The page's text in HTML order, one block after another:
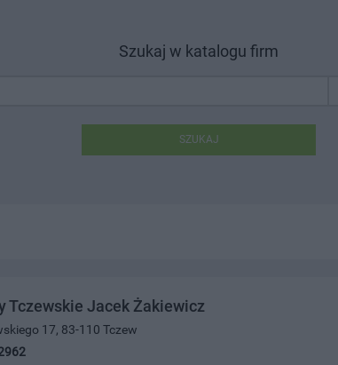
Szukaj w katalogu firm
SZUKAJ
Tczewskie Jacek Żakiewicz
17, 83-110 Tczew